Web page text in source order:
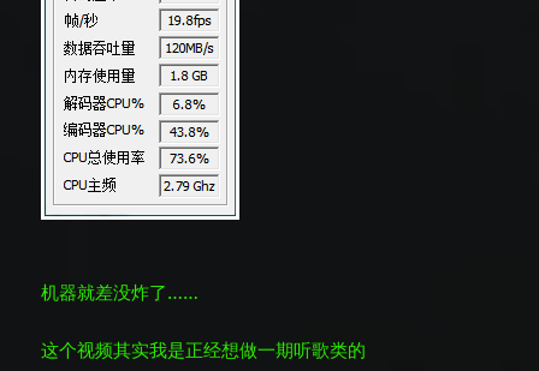
机器就差没炸了……
这个视频其实我是正经想做一期听歌类的